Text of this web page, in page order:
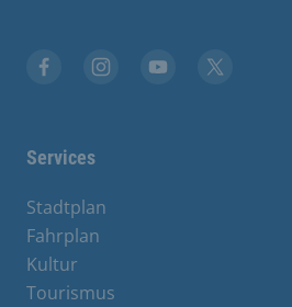
Services
Stadtplan
Fahrplan
Kultur
Tourismus